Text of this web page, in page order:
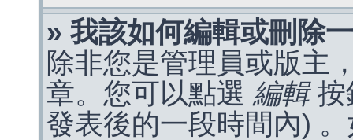
» 我該如何編輯或刪除
除非您是管理員或版主
章。您可以點選 編輯按
發表後的一段時間內)